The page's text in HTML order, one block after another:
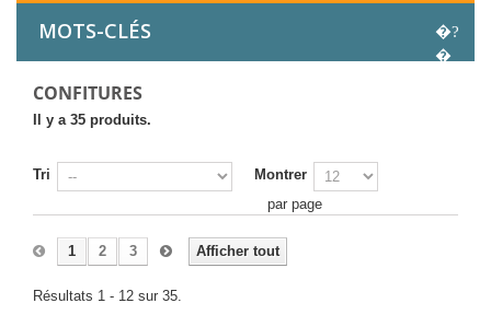
MOTS-CLÉS
CONFITURES
Il y a 35 produits.
Tri
Montrer
par page
Afficher tout
1 2 3
Résultats 1 - 12 sur 35.